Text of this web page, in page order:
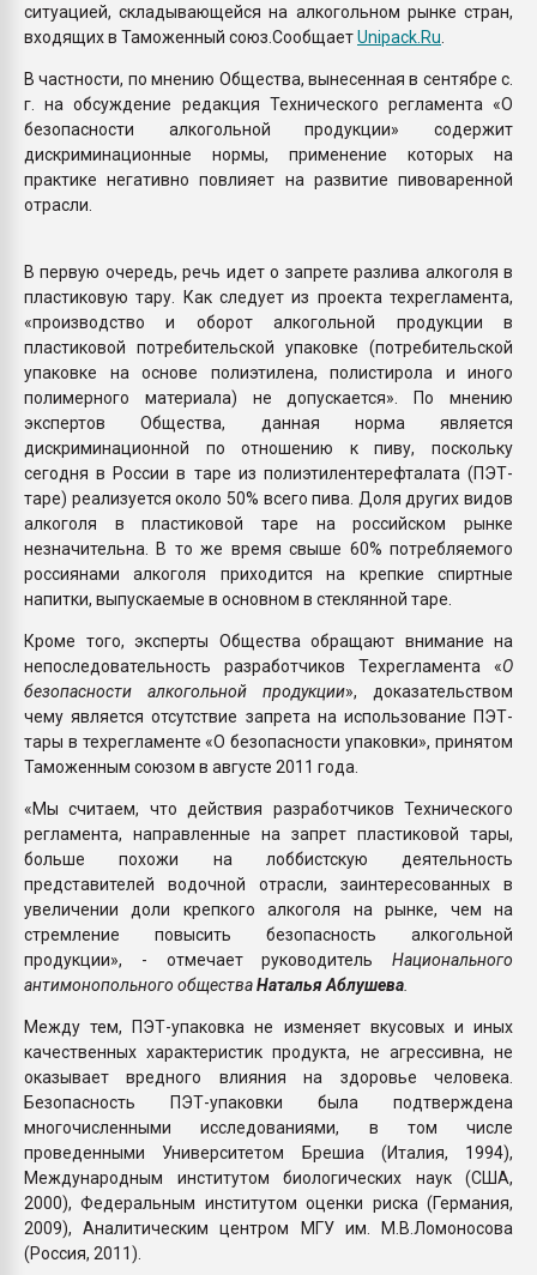
ситуацией, складывающейся на алкогольном рынке стран,
входящих в Таможенный союз.СообщаетUnipack.Ru
В частности, по мнению Общества, вынесенная в сентябре с.
г. на обсуждение редакция Технического регламента «О
безопасности алкогольной продукции» содержит
дискриминационные нормы, применение которых на
практике негативно повлияет на развитие пивоваренной
отрасли.
В первую очередь, речь идет о запрете разлива алкоголя в
пластиковую тару. Как следует из проекта техрегламента,
«производство и оборот алкогольной продукции в
пластиковой потребительской упаковке (потребительской
упаковке на основе полиэтилена, полистирола и иного
полимерного материала) не допускается». По мнению
экспертов Общества, данная норма является
дискриминационной по отношению к пиву, поскольку
сегодня в России в таре из полиэтилентерефталата (ПЭТ-
таре) реализуется около 50% всего пива. Доля других видов
алкоголя в пластиковой таре на российском рынке
незначительна. В то же время свыше 60% потребляемого
россиянами алкоголя приходится на крепкие спиртные
напитки, выпускаемые в основном в стеклянной таре.
Кроме того, эксперты Общества обращают внимание на
непоследовательность разработчиков Техрегламента «О
безопасности алкогольной продукции», доказательством
чему является отсутствие запрета на использование ПЭТ-
тары в техрегламенте «О безопасности упаковки», принятом
Таможенным союзом в августе 2011 года.
«Мы считаем, что действия разработчиков Технического
регламента, направленные на запрет пластиковой тары,
больше похожи на лоббистскую деятельность
представителей водочной отрасли, заинтересованных в
увеличении доли крепкого алкоголя на рынке, чем на
стремление повысить безопасность алкогольной
продукции», - отмечает руководитель Национального
антимонопольного обществаНаталья Аблушева
Между тем, ПЭТ-упаковка не изменяет вкусовых и иных
качественных характеристик продукта, не агрессивна, не
оказывает вредного влияния на здоровье человека.
Безопасность ПЭТ-упаковки была подтверждена
многочисленными исследованиями, в том числе
проведенными Университетом Брешиа (Италия, 1994),
Международным институтом биологических наук (США,
2000), Федеральным институтом оценки риска (Германия,
2009), Аналитическим центром МГУ им. М.В.Ломоносова
(Россия, 2011).